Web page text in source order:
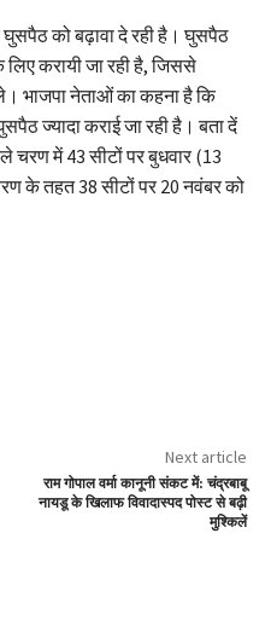
को बढ़ावा दे रही है। घुसपैठ
करायी जा रही है, जिससे
भाजपा नेताओं का कहना है कि
ज्यादा कराई जा रही है। बता दें
चरण में 43 सीटों पर बुधवार (13
के तहत 38 सीटों पर 20 नवंबर को
Next article
राम गोपाल वर्मा कानूनी संकट में: चंद्रबाबू
नायडू के खिलाफ विवादास्पद पोस्ट से बढ़ी
मुश्किलें